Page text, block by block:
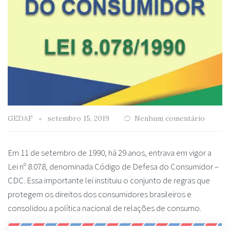
GEDAF setembro 15, 2019 Nenhum comentário
Em 11 de setembro de 1990, há 29 anos, entrava em vigor a
Lei nº 8.078, denominada Código de Defesa do Consumidor –
CDC. Essa importante lei instituiu o conjunto de regras que
protegem os direitos dos consumidores brasileiros e
consolidou a política nacional de relações de consumo.